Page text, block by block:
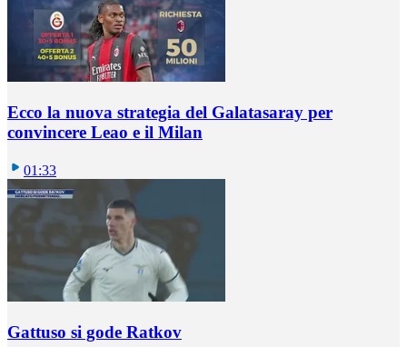
Ecco la nuova strategia del Galatasaray per
convincere Leao e il Milan
01:33
Gattuso si gode Ratkov